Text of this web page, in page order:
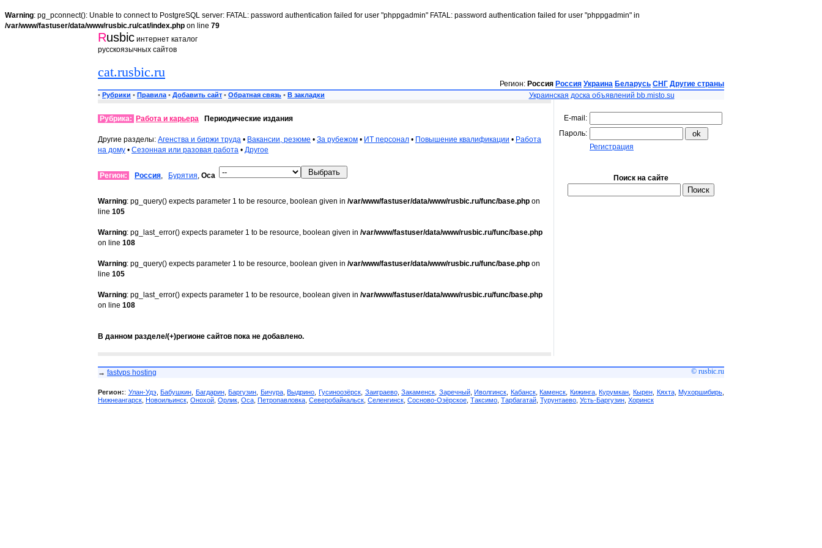
Warning: pg_pconnect(): Unable to connect to PostgreSQL server: FATAL: password authentication failed for user "phppgadmin" FATAL: password authentication failed for user "phppgadmin" in
/var/www/fastuser/data/www/rusbic.ru/cat/index.php on line 79
Rusbic интернет каталог
русскоязычных сайтов
cat.rusbic.ru
Регион: Россия Россия Украина Беларусь СНГ Другие страны
• Рубрики • Правила • Добавить сайт • Обратная связь • В закладки Украинская доска объявлений bb.misto.su
Рубрика: Работа и карьера Периодические издания
Другие разделы: Агенства и биржи труда • Вакансии, резюме • За рубежом • ИТ персонал • Повышение квалификации • Работа
на дому • Сезонная или разовая работа • Другое
Регион: Россия, Бурятия, Оса
Warning: pg_query() expects parameter 1 to be resource, boolean given in /var/www/fastuser/data/www/rusbic.ru/func/base.php on
line 105
Warning: pg_last_error() expects parameter 1 to be resource, boolean given in /var/www/fastuser/data/www/rusbic.ru/func/base.php
on line 108
Warning: pg_query() expects parameter 1 to be resource, boolean given in /var/www/fastuser/data/www/rusbic.ru/func/base.php on
line 105
Warning: pg_last_error() expects parameter 1 to be resource, boolean given in /var/www/fastuser/data/www/rusbic.ru/func/base.php
on line 108
В данном разделе/(+)регионе сайтов пока не добавлено.
E-mail:
Пароль:
Регистрация
Поиск на сайте
→ fastvps hosting © rusbic.ru
Регион:: Улан-Удэ ,Бабушкин Багдарин,Баргузин Бичура,Выдрино Гусиноозёрск, Заиграево,Закаменск Заречный,Иволгинск Кабанск,Каменск Кижинга,Курумкан Кырен Кяхта,Мухоршибирь
Нижнеангарск Новоильинск Онохой Орлик Оса Петропавловка Северобайкальск Селенгинск Сосново-Озёрское Таксимо Тарбагатай Турунтаево Усть-Баргузин Хоринск